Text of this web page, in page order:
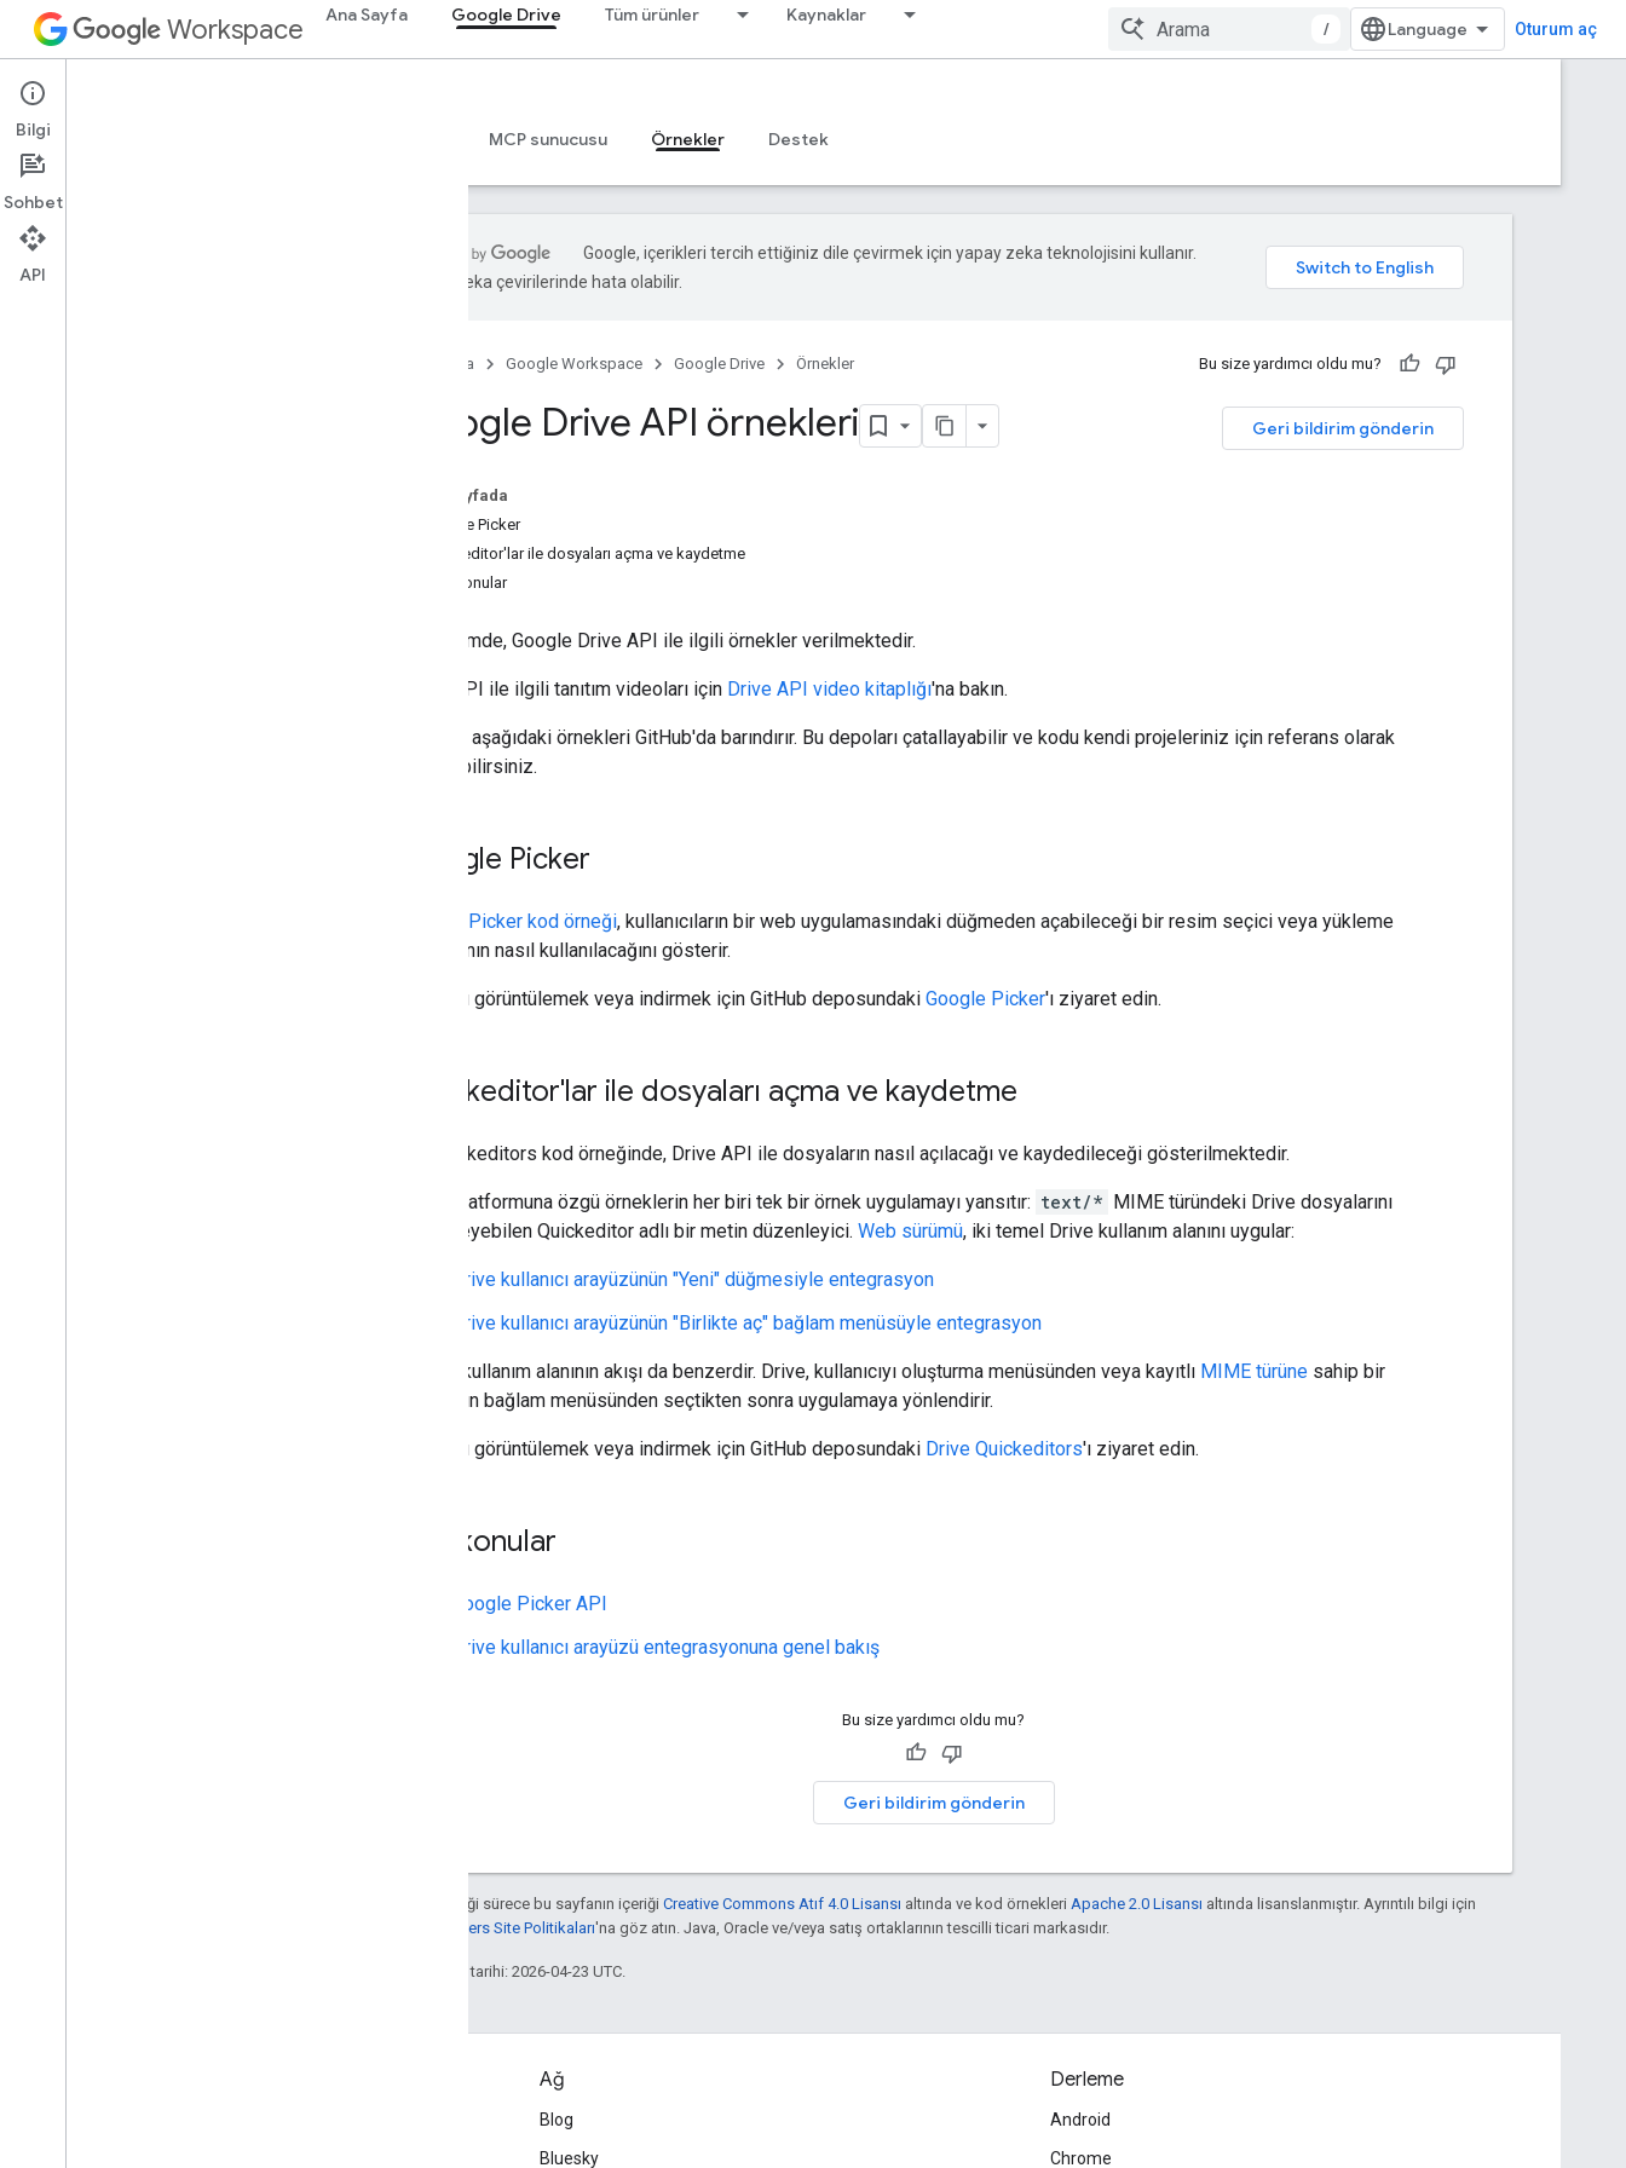
Workspace Ana Sayfa Google Drive Tüm ürünler Kaynaklar
/ Oturum aç
Google Drive
Genel bakış MCP sunucusu Örnekler Destek
Google, içerikleri tercih ettiğiniz dile çevirmek için yapay zeka teknolojisini kullanır.
Yapay zeka çevirilerinde hata olabilir.
Ana Sayfa Google Workspace Google Drive Örnekler Bu size yardımcı oldu mu?
Geri bildirim gönderin
Google Drive API örnekleri
Bu sayfada
Google Picker
Quickeditor'lar ile dosyaları açma ve kaydetme
İlgili konular
Bu bölümde, Google Drive API ile ilgili örnekler verilmektedir.
Drive API ile ilgili tanıtım videoları için Drive API video kitaplığı'na bakın.
Google, aşağıdaki örnekleri GitHub'da barındırır. Bu depoları çatallayabilir ve kodu kendi projeleriniz için referans olarak
kullanabilirsiniz.
Google Picker
Google Picker kod örneği, kullanıcıların bir web uygulamasındaki düğmeden açabileceği bir resim seçici veya yükleme
sayfasının nasıl kullanılacağını gösterir.
Kaynağı görüntülemek veya indirmek için GitHub deposundaki Google Picker'ı ziyaret edin.
Quickeditor'lar ile dosyaları açma ve kaydetme
Bu Quickeditors kod örneğinde, Drive API ile dosyaların nasıl açılacağı ve kaydedileceği gösterilmektedir.
Drive platformuna özgü örneklerin her biri tek bir örnek uygulamayı yansıtır: text/* MIME türündeki Drive dosyalarını
düzenleyebilen Quickeditor adlı bir metin düzenleyici. Web sürümü, iki temel Drive kullanım alanını uygular:
Drive kullanıcı arayüzünün "Yeni" düğmesiyle entegrasyon
Drive kullanıcı arayüzünün "Birlikte aç" bağlam menüsüyle entegrasyon
Her iki kullanım alanının akışı da benzerdir. Drive, kullanıcıyı oluşturma menüsünden veya kayıtlı MIME türüne sahip bir
dosyanın bağlam menüsünden seçtikten sonra uygulamaya yönlendirir.
Kaynağı görüntülemek veya indirmek için GitHub deposundaki Drive Quickeditors'ı ziyaret edin.
İlgili konular
Google Picker API
Drive kullanıcı arayüzü entegrasyonuna genel bakış
Bu size yardımcı oldu mu?
Geri bildirim gönderin
Aksi belirtilmediği sürece bu sayfanın içeriği Creative Commons Atıf 4.0 Lisansı altında ve kod örnekleri Apache 2.0 Lisansı altında lisanslanmıştır. Ayrıntılı bilgi için
Google Developers Site Politikaları'na göz atın. Java, Oracle ve/veya satış ortaklarının tescilli ticari markasıdır.
Son güncelleme tarihi: 2026-04-23 UTC.
Ağ
Blog
Bluesky
Derleme
Android
Chrome
Bilgi
Sohbet
API